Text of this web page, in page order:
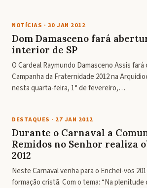
NOTÍCIAS · 30 JAN 2012
Dom Damasceno fará
interior de SP
O Cardeal Raymundo Damasceno Assis
Campanha da Fraternidade 2012 na
nesta quarta-feira, 1° de fevereiro,…
DESTAQUES · 27 JAN 2012
Durante o Carnaval a
Remidos no Senhor realiza
2012
Neste Carnaval venha para o Enchei-vos
formação cristã. Com o tema: “Na